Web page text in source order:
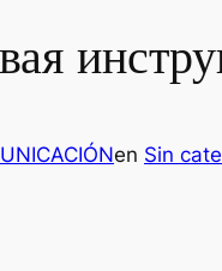
en Sin